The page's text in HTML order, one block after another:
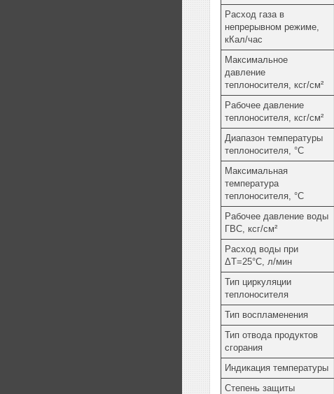
Расход газа в
непрерывном режиме,
кКал/час
Максимальное
давление
теплоносителя, ксг/см²
Рабочее давление
теплоносителя, ксг/см²
Диапазон температуры
теплоносителя, °С
Максимальная
температура
теплоносителя, °С
Рабочее давление воды
ГВС, ксг/см²
Расход воды при
ΔT=25°С, л/мин
Тип циркуляции
теплоносителя
Тип воспламенения
Тип отвода продуктов
сгорания
Индикация температуры
Степень защиты